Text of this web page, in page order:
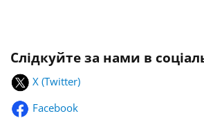
Слідкуйте за нами в
X (Twitter)
Facebook